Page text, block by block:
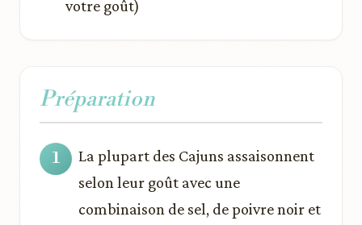
votre goût)
Préparation
La plupart des Cajuns assaisonnent
selon leur goût avec une
combinaison de sel, de poivre noir et